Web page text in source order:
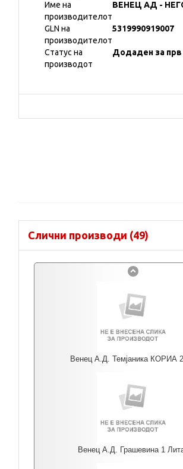
Име на
производителот
ВЕНЕЦ АД -
GLN на
производителот
5319990919007
Статус на
производот
Додаден за прв
Слични производи (49)
Венец А.Д. Темјаника КОРИА
Венец А.Д. Грашевина 1